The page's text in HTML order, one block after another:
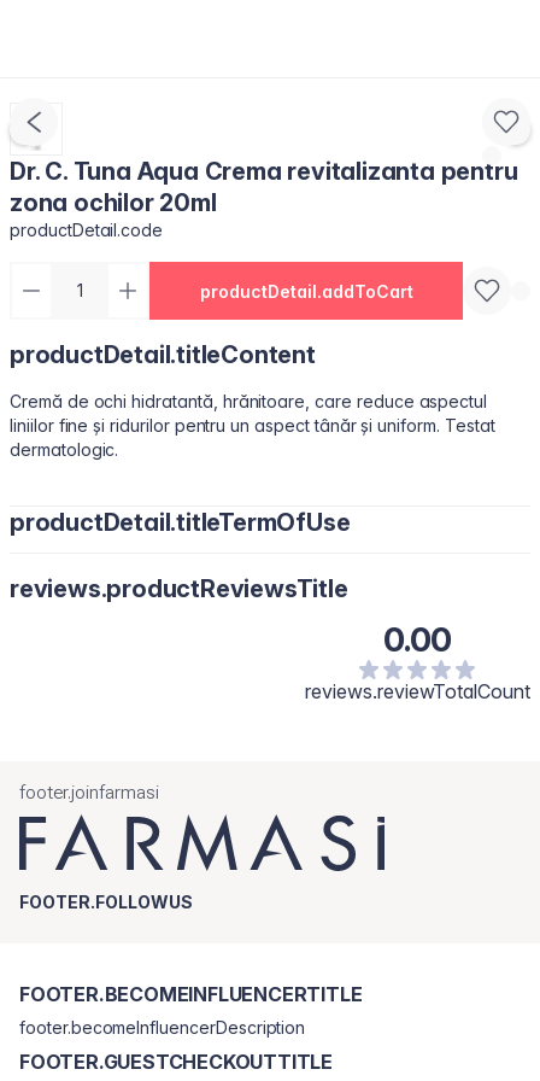
Dr. C. Tuna Aqua Crema revitalizanta pentru
zona ochilor 20ml
productDetail.code
productDetail.addToCart
productDetail.titleContent
Cremă de ochi hidratantă, hrănitoare, care reduce aspectul
liniilor fine și ridurilor pentru un aspect tânăr și uniform. Testat
dermatologic.
productDetail.titleTermOfUse
pe degetele inelare și se tapotează cu grijă în zona ochilor.
reviews.productReviewsTitle
0.00
reviews.reviewTotalCount
footer.joinfarmasi
FOOTER.FOLLOWUS
FOOTER.BECOMEINFLUENCERTITLE
footer.becomeInfluencerDescription
FOOTER.GUESTCHECKOUTTITLE